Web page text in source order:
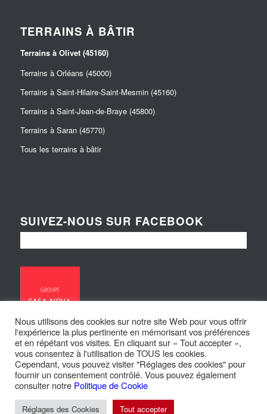
TERRAINS À BÂTIR
Terrains à Olivet (45160)
Terrains à Orléans (45000)
Terrains à Saint-Hilaire-Saint-Mesmin (45160)
Terrains à Saint-Jean-de-Braye (45800)
Terrains à Saran (45770)
Tous les terrains à bâtir
SUIVEZ-NOUS SUR FACEBOOK
Nous utilisons des cookies sur notre site Web pour vous offrir
l'expérience la plus pertinente en mémorisant vos préférences
et en répétant vos visites. En cliquant sur « Tout accepter »,
vous consentez à l'utilisation de TOUS les cookies.
Cependant, vous pouvez visiter "Réglages des cookies" pour
fournir un consentement contrôlé. Vous pouvez également
consulter notre Politique de Cookie
Réglages des Cookies Tout accepter